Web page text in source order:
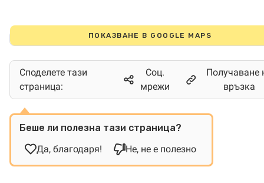
ПОКАЗВАНЕ В GOOGLE MAPS
Споделете тази
страница:
Соц.
мрежи
Получаване
връзка
Беше ли полезна тази страница?
Да, благодаря!
Не, не е полезно